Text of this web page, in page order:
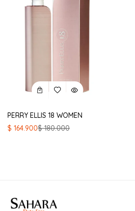
PERRY ELLIS 18 WOMEN
$180.000
El
$ 164.900
El